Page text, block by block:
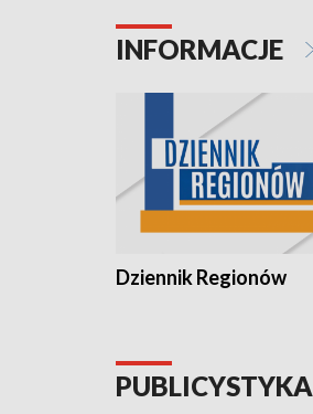
INFORMACJE
Dziennik Regionów
PUBLICYSTYKA